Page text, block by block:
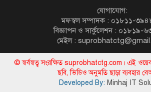
যোগাযোগ:
মফস্বল সম্পাদক : ০১৮১১-
বিজ্ঞাপন ও সার্কুলেশন : ০১৮১৯-
মেইল :
© স্বর্বস্বত্ব সংরক্ষিত suprobhatctg.com। এই
ছবি, ভিডিও অনুমতি ছাড়া ব্যবহার
Developed By: Minhaj IT